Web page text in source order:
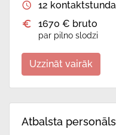
12
1670 € bruto
par pilno slodzi
Uzzināt vairāk
Atbalsta